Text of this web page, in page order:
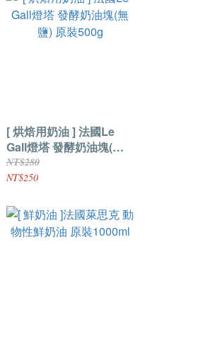
[ 烘焙用奶油 ] 法國Le
Gall燈塔 發酵奶油塊(無
鹽) 原裝500g
NT$280
NT$250